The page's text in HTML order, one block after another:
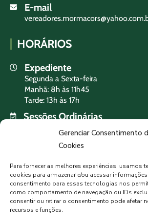
Gerenciar Consentimento
Cookies
Para fornecer as melhores experiências, usamos
cookies para armazenar e/ou acessar
consentimento para essas tecnologias nos
como comportamento de navegação ou IDs
consentir ou retirar o consentimento pode afetar
recursos e funções.
E-mail
HORÁRIOS
Expediente
Segunda a Sexta-feira
Manhã: 8h às 11h45
Tarde: 13h às 17h
Sessões Ordinárias